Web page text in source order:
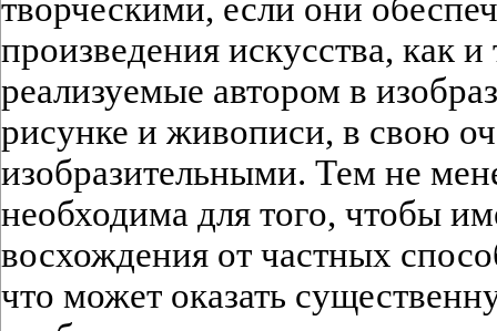
творческими, если они
произведения искусства, как
реализуемые автором в
рисунке и живописи, в свою
изобразительными. Тем не
необходима для того, чтобы
восхождения от частных
что может оказать